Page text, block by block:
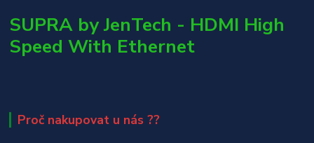
SUPRA by JenTech - HDMI High
Speed With Ethernet
Proč nakupovat u nás ??